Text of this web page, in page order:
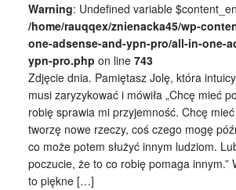
Warning: Undefined variable
/home/rauqqex/znienacka45/wp-
one-adsense-and-ypn-pro/all-in-one-
ypn-pro.php on line 743
Zdjęcie dnia. Pamiętasz Jolę, która
musi zaryzykować i mówiła „Chcę mieć
robię sprawia mi przyjemność. Chcę
tworzę nowe rzeczy, coś czego mogę
co może potem służyć innym ludziom.
poczucie, że to co robię pomaga innym.”
to piękne […]